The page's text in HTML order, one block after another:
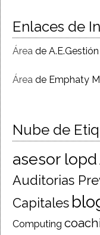
Enlaces de
Área de
Área de Emphaty
Nube de
asesor lopd
Auditorias
Capitales
Computing